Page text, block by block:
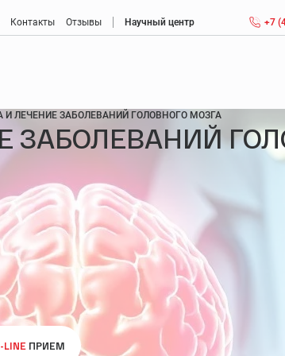
Контакты Отзывы Научный центр +7
Консультация врача антивозрастной медицины
Метаболическая коррекция
Менопауза
Мужской климакс: возраст, признаки, ощущения
Диагностика и лечение заболеваний головного мозга
Диагностика и лечение нарушений памяти
И ЛЕЧЕНИЕ ЗАБОЛЕВАНИЙ ГОЛОВНОГО МОЗГА
ЗАБОЛЕВАНИЙ
LINE ПРИЕМ